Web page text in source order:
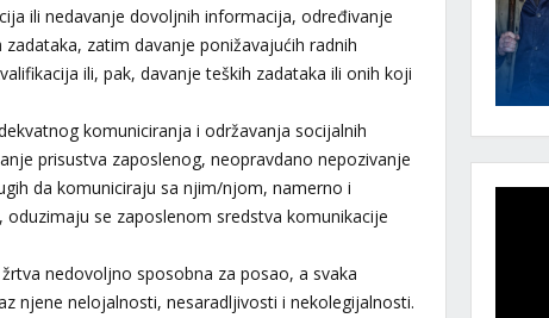
ili nedavanje dovoljnih informacija, određivanje
zatim davanje ponižavajućih radnih
ili, pak, davanje teških zadataka ili onih koji
komuniciranja i održavanja socijalnih
prisustva zaposlenog, neopravdano nepozivanje
da komuniciraju sa njim/njom, namerno i
se zaposlenom sredstva komunikacije
nedovoljno sposobna za posao, a svaka
njene nelojalnosti, nesaradljivosti i nekolegijalnosti.